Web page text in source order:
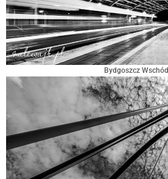
Bydgoszcz Wschód